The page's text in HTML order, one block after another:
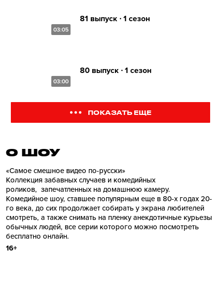
03:05
81 выпуск ∙ 1 сезон
03:00
80 выпуск ∙ 1 сезон
ПОКАЗАТЬ ЕЩЕ
О ШОУ
«Самое смешное видео по-русски»
Коллекция забавных случаев и комедийных
роликов, запечатленных на домашнюю камеру.
Комедийное шоу, ставшее популярным еще в 80-х годах 20-
го века, до сих продолжает собирать у экрана любителей
смотреть, а также снимать на пленку анекдотичные курьезы
обычных людей, все серии которого можно посмотреть
бесплатно онлайн.
16+